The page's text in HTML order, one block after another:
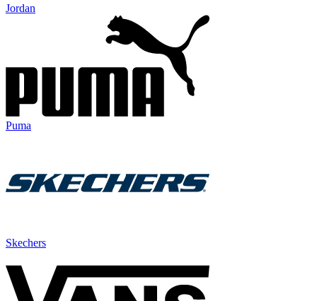
Jordan
Puma
Skechers